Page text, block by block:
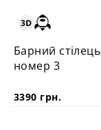
Барний стілець
номер 3
3390 грн.